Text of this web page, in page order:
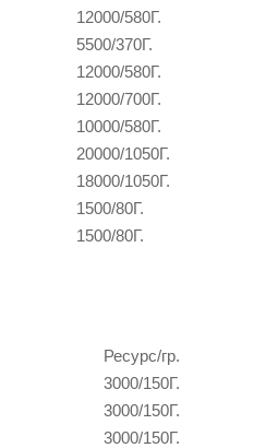
12000/580Г.
5500/370Г.
12000/580Г.
12000/700Г.
10000/580Г.
20000/1050Г.
18000/1050Г.
1500/80Г.
1500/80Г.
Ресурс/гр.
3000/150Г.
3000/150Г.
3000/150Г.